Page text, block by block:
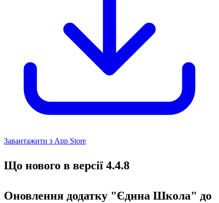
Завантажити з App Store
Що нового в версії 4.4.8
Оновлення додатку "Єдина Школа" до